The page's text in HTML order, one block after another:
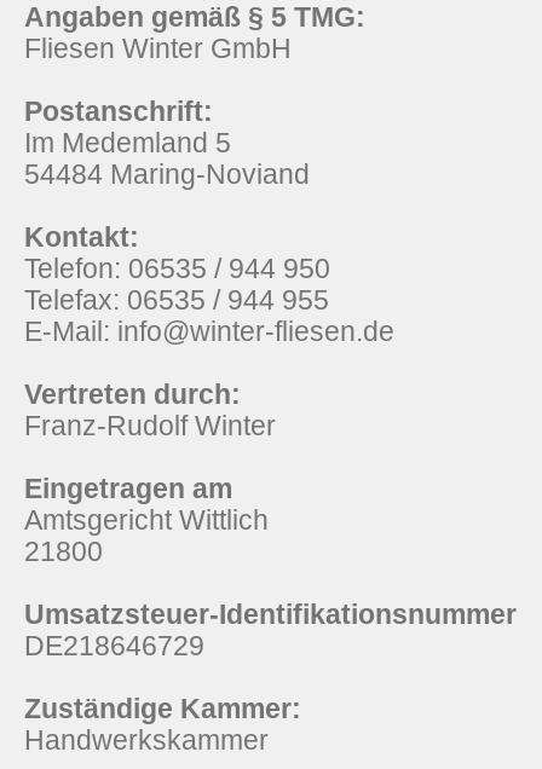
Angaben gemäß § 5 TMG:
Fliesen Winter GmbH
Postanschrift:
Im Medemland 5
54484 Maring-Noviand
Kontakt:
Telefon: 06535 / 944 950
Telefax: 06535 / 944 955
E-Mail: info@winter-fliesen.de
Vertreten durch:
Franz-Rudolf Winter
Eingetragen am
Amtsgericht Wittlich
21800
Umsatzsteuer-Identifikationsnummer
DE218646729
Zuständige Kammer:
Handwerkskammer